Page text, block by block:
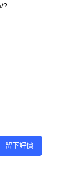
?
留下評價